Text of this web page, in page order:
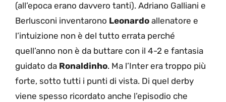
(all’epoca erano davvero tanti). Adriano Galliani e
Berlusconi inventarono Leonardo allenatore e
l’intuizione non è del tutto errata perché
quell’anno non è da buttare con il 4-2 e fantasia
guidato da Ronaldinho. Ma l’Inter era troppo più
forte, sotto tutti i punti di vista. Di quel derby
viene spesso ricordato anche l’episodio che